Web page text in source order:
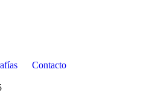
Contacto